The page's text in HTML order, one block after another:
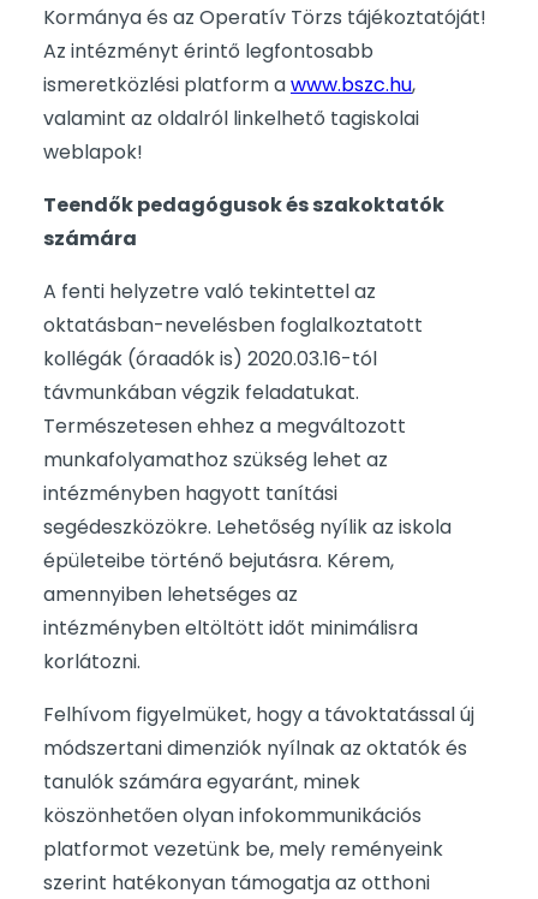
Kormánya és az Operatív Törzs tájékoztatóját!
Az intézményt érintő legfontosabb
ismeretközlési platform awww.bszc.hu,
valamint az oldalról linkelhető tagiskolai
weblapok!
Teendők pedagógusok és szakoktatók
számára
A fenti helyzetre való tekintettel az
oktatásban-nevelésben foglalkoztatott
kollégák (óraadók is) 2020.03.16-tól
távmunkában végzik feladatukat.
Természetesen ehhez a megváltozott
munkafolyamathoz szükség lehet az
intézményben hagyott tanítási
segédeszközökre. Lehetőség nyílik az iskola
épületeibe történő bejutásra. Kérem,
amennyiben lehetséges az
intézményben eltöltött időt minimálisra
korlátozni.
Felhívom figyelmüket, hogy a távoktatással új
módszertani dimenziók nyílnak az oktatók és
tanulók számára egyaránt, minek
köszönhetően olyan infokommunikációs
platformot vezetünk be, mely reményeink
szerint hatékonyan támogatja az otthoni